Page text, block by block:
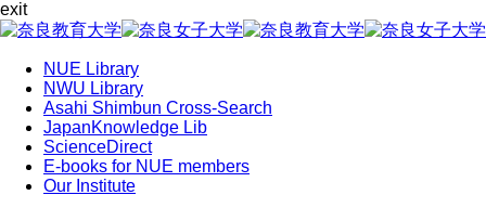
exit
NUE Library
NWU Library
Asahi Shimbun Cross-Search
JapanKnowledge Lib
ScienceDirect
E-books for NUE members
Our Institute